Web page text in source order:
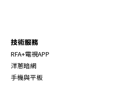
技術服務
RFA+電視APP
洋蔥暗網
手機與平板